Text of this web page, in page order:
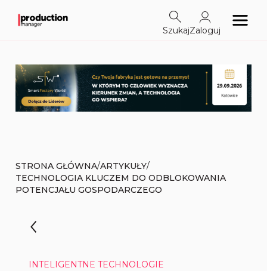
SzukajZaloguj
STRONA GŁÓWNA/ARTYKUŁY/
TECHNOLOGIA KLUCZEM DO ODBLOKOWANIA
POTENCJAŁU GOSPODARCZEGO
INTELIGENTNE TECHNOLOGIE